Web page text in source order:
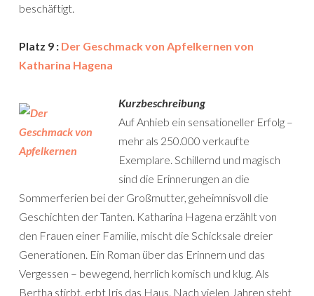
beschäftigt.
Platz 9 : Der Geschmack von Apfelkernen von
Katharina Hagena
Kurzbeschreibung
Auf Anhieb ein sensationeller Erfolg –
mehr als 250.000 verkaufte
Exemplare. Schillernd und magisch
sind die Erinnerungen an die
Sommerferien bei der Groß­mutter, geheimnisvoll die
Geschichten der Tanten. Katharina Hagena erzählt von
den Frauen einer Familie, mischt die Schicksale dreier
Generationen. Ein Roman über das Erinnern und das
Vergessen – bewegend, herrlich komisch und klug. Als
Bertha stirbt, erbt Iris das Haus. Nach vielen Jahren steht